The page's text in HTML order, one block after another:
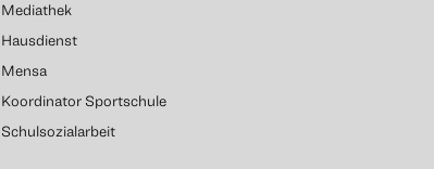
Mediathek
Hausdienst
Mensa
Koordinator Sportschule
Schulsozialarbeit